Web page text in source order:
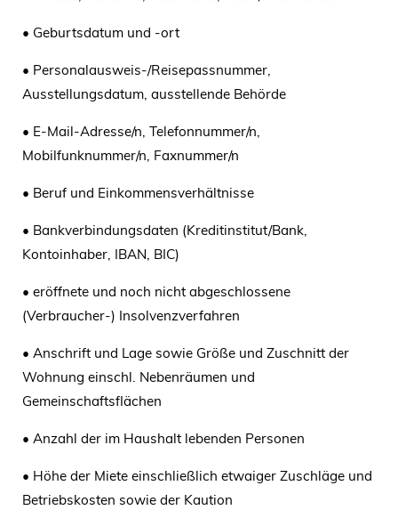
• Geburtsdatum und -ort
• Personalausweis-/Reisepassnummer,
Ausstellungsdatum, ausstellende Behörde
• E-Mail-Adresse/n, Telefonnummer/n,
Mobilfunknummer/n, Faxnummer/n
• Beruf und Einkommensverhältnisse
• Bankverbindungsdaten (Kreditinstitut/Bank,
Kontoinhaber, IBAN, BIC)
• eröffnete und noch nicht abgeschlossene
(Verbraucher-) Insolvenzverfahren
• Anschrift und Lage sowie Größe und Zuschnitt der
Wohnung einschl. Nebenräumen und
Gemeinschaftsflächen
• Anzahl der im Haushalt lebenden Personen
• Höhe der Miete einschließlich etwaiger Zuschläge und
Betriebskosten sowie der Kaution